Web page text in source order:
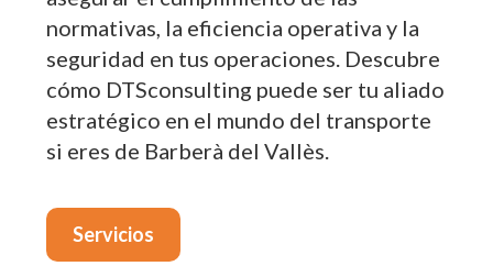
normativas, la eficiencia operativa y la
seguridad en tus operaciones. Descubre
cómo DTSconsulting puede ser tu aliado
estratégico en el mundo del transporte
si eres de Barberà del Vallès.
Servicios